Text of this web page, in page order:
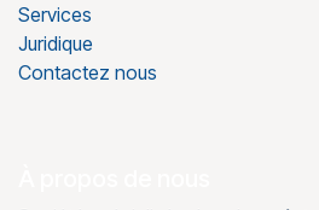
Services
Juridique
Contactez nous